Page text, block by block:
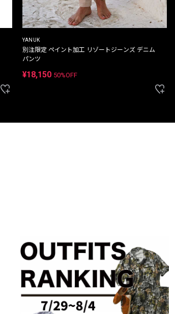
YANUK
別注限定 ペイント加工 リゾートジーンズ デニム
パンツ
¥18,150 50%OFF